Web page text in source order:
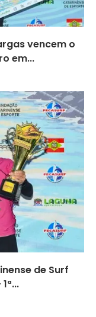
vencem o
em...
de Surf